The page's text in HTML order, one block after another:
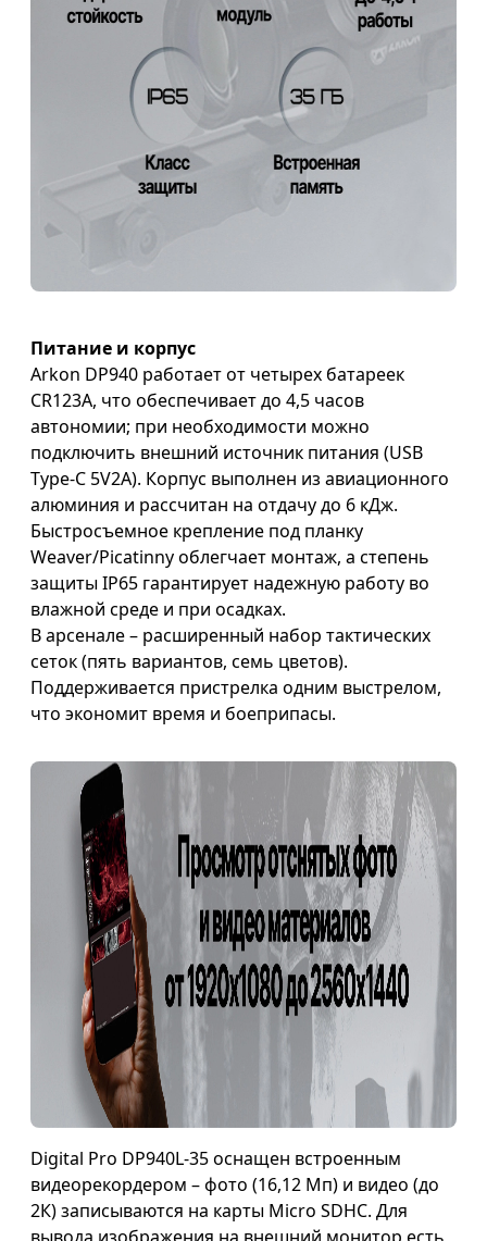
Питание и корпус
Arkon DP940 работает от четырех батареек
CR123A, что обеспечивает до 4,5 часов
автономии; при необходимости можно
подключить внешний источник питания (USB
Type-C 5V2A). Корпус выполнен из авиационного
алюминия и рассчитан на отдачу до 6 кДж.
Быстросъемное крепление под планку
Weaver/Picatinny облегчает монтаж, а степень
защиты IP65 гарантирует надежную работу во
влажной среде и при осадках.
В арсенале – расширенный набор тактических
сеток (пять вариантов, семь цветов).
Поддерживается пристрелка одним выстрелом,
что экономит время и боеприпасы.
Digital Pro DP940L-35 оснащен встроенным
видеорекордером – фото (16,12 Мп) и видео (до
2К) записываются на карты Micro SDHC. Для